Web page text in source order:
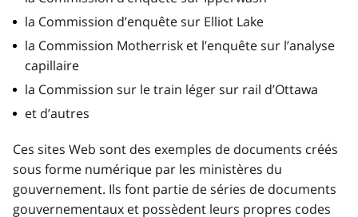
la Commission d’enquête sur Elliot Lake
la Commission Motherrisk et l’enquête sur l’analyse
capillaire
la Commission sur le train léger sur rail d’Ottawa
et d’autres
Ces sites Web sont des exemples de documents créés
sous forme numérique par les ministères du
gouvernement. Ils font partie de séries de documents
gouvernementaux et possèdent leurs propres codes